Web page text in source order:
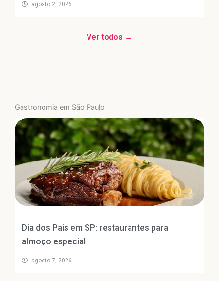
agosto 2, 2026
Ver todos →
Gastronomia em São Paulo
Dia dos Pais em SP: restaurantes para
almoço especial
agosto 7, 2026